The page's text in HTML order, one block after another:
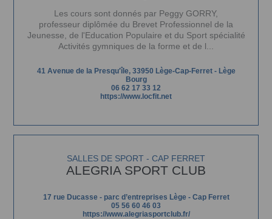
Les cours sont donnés par Peggy GORRY,
professeur diplômée du Brevet Professionnel de la
Jeunesse, de l'Education Populaire et du Sport spécialité
Activités gymniques de la forme et de l...
41 Avenue de la Presqu'île, 33950 Lège-Cap-Ferret- Lège
Bourg
06 62 17 33 12
https://www.locfit.net
SALLES DE SPORT - CAP FERRET
ALEGRIA SPORT CLUB
17 rue Ducasse - parc d’entreprises Lège - Cap Ferret
05 56 60 46 03
https://www.alegriasportclub.fr/